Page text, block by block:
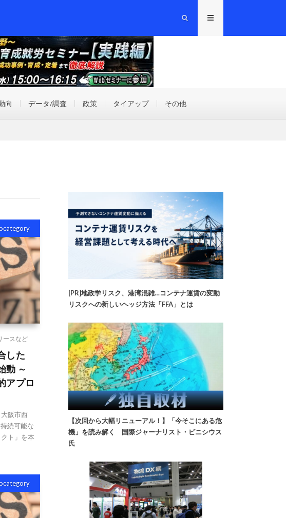
向 データ/調査 政策 タイアップ その他
ースなど
した
動 ～
アプロ
阪市西
続可能な
ト」を本
[PR]地政学リスク、港湾混雑…コンテナ運賃の変動
リスクへの新しいヘッジ方法「FFA」とは
【次回から大幅リニューアル！】「今そこにある危
機」を読み解く 国際ジャーナリスト・ビニシウス
氏